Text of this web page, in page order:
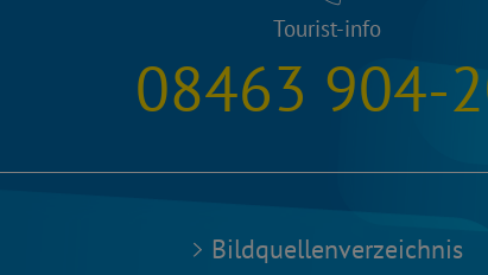
Tourist-info
08463 904-
Bildquellenverzeichnis